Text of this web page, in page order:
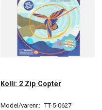
Kolli: 2 Zip Copter
Model/varenr.: TT-5-0627